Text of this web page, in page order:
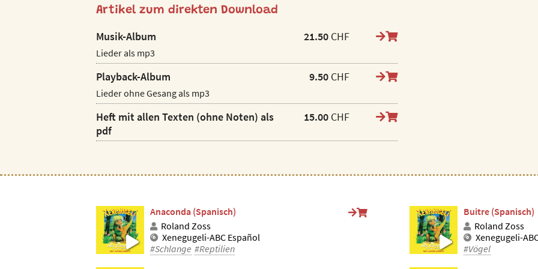
Artikel zum direkten Download
Musik-Album 21.50CHF
Lieder als mp3
Playback-Album 9.50CHF
Lieder ohne Gesang als mp3
Heft mit allen Texten (ohne Noten) als
pdf
15.00CHF
Anaconda (Spanisch)
Roland Zoss
Xenegugeli-ABC Español
#Schlange #Reptilien
Buitre (Spanisch)
Roland Zoss
Xenegugeli-
#Vögel